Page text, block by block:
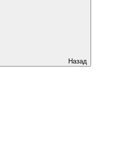
Назад